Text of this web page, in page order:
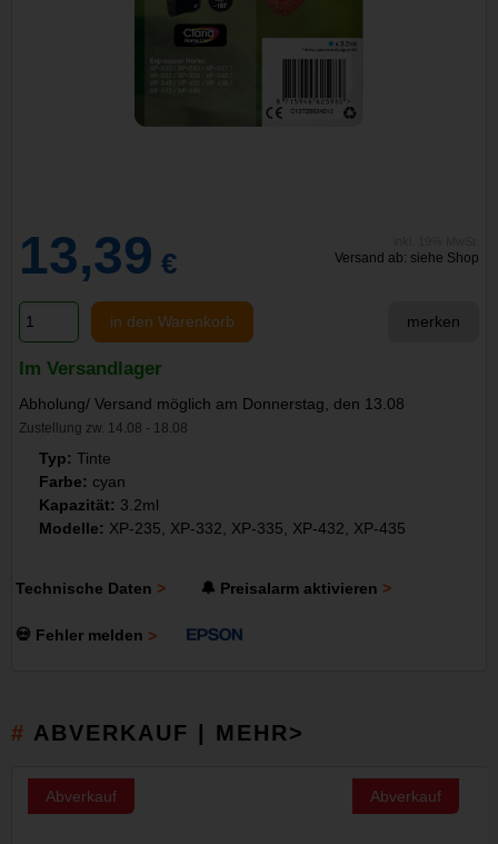
13,39 € Versand ab: siehe Shop
in den Warenkorb merken
Im Versandlager
Abholung/ Versand möglich am Donnerstag, den 13.08
Zustellung zw. 14.08 - 18.08
Typ: Tinte
Farbe: cyan
Kapazität: 3.2ml
Modelle: XP-235, XP-332, XP-335, XP-432, XP-435
Technische Daten 🔔 Preisalarm aktivieren
💀 Fehler melden
ABVERKAUF | MEHR>
Abverkauf Abverkauf